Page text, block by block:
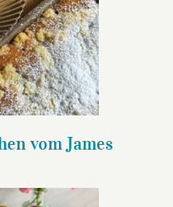
vom
vom James